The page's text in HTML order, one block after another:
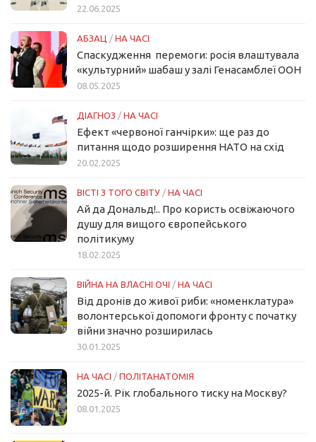
22.06.2025
АБЗАЦ / НА ЧАСІ
Спаскудження перемоги: росія влаштувала
«культурний» шабаш у залі Генасамблеї ООН
08.05.2025
ДІАГНОЗ / НА ЧАСІ
Ефект «червоної ганчірки»: ще раз до
питання щодо розширення НАТО на схід
20.02.2025
ВІСТІ З ТОГО СВІТУ / НА ЧАСІ
Ай да Дональд!.. Про користь освіжаючого
душу для вищого європейського
політикуму
18.02.2025
ВІЙНА НА ВЛАСНІ ОЧІ / НА ЧАСІ
Від дронів до живої риби: «номенклатура»
волонтерської допомоги фронту с початку
війни значно розширилась
30.01.2025
НА ЧАСІ / ПОЛІТАНАТОМІЯ
2025-й. Рік глобального тиску на Москву?
08.01.2025